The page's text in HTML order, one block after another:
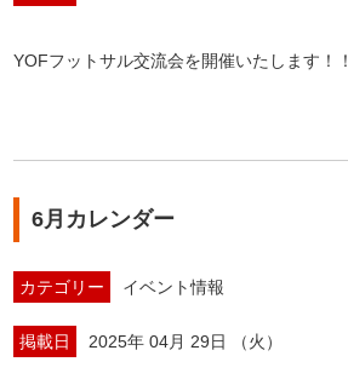
YOFフットサル交流会を開催いたします！！
6月カレンダー
カテゴリー イベント情報
掲載日 2025年 04月 29日 （火）